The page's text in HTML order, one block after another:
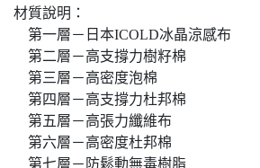
材質說明：
第一層－日本ICOLD冰晶涼感布
第二層－高支撐力樹籽棉
第三層－高密度泡棉
第四層－高支撐力杜邦棉
第五層－高張力纖維布
第六層－高密度杜邦棉
第七層－防鬆動無毒樹脂